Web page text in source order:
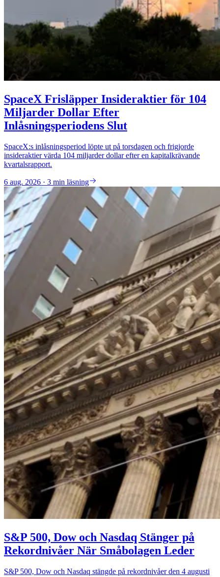
SpaceX Frisläpper Insideraktier för 104
Miljarder Dollar Efter
Inlåsningsperiodens Slut
SpaceX:s inlåsningsperiod löpte ut på torsdagen och frigjorde
insideraktier värda 104 miljarder dollar efter en kapitalkrävande
kvartalsrapport.
6 aug. 2026 · 3 min läsning
S&P 500, Dow och Nasdaq Stänger på
Rekordnivåer När Småbolagen Leder
S&P 500, Dow och Nasdaq stängde på rekordnivåer den 4 augusti